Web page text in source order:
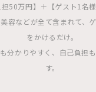
担50万円】＋【ゲスト1名
容などが全て含まれて、
をかけるだけ。
分かりやすく、自己負担
す。